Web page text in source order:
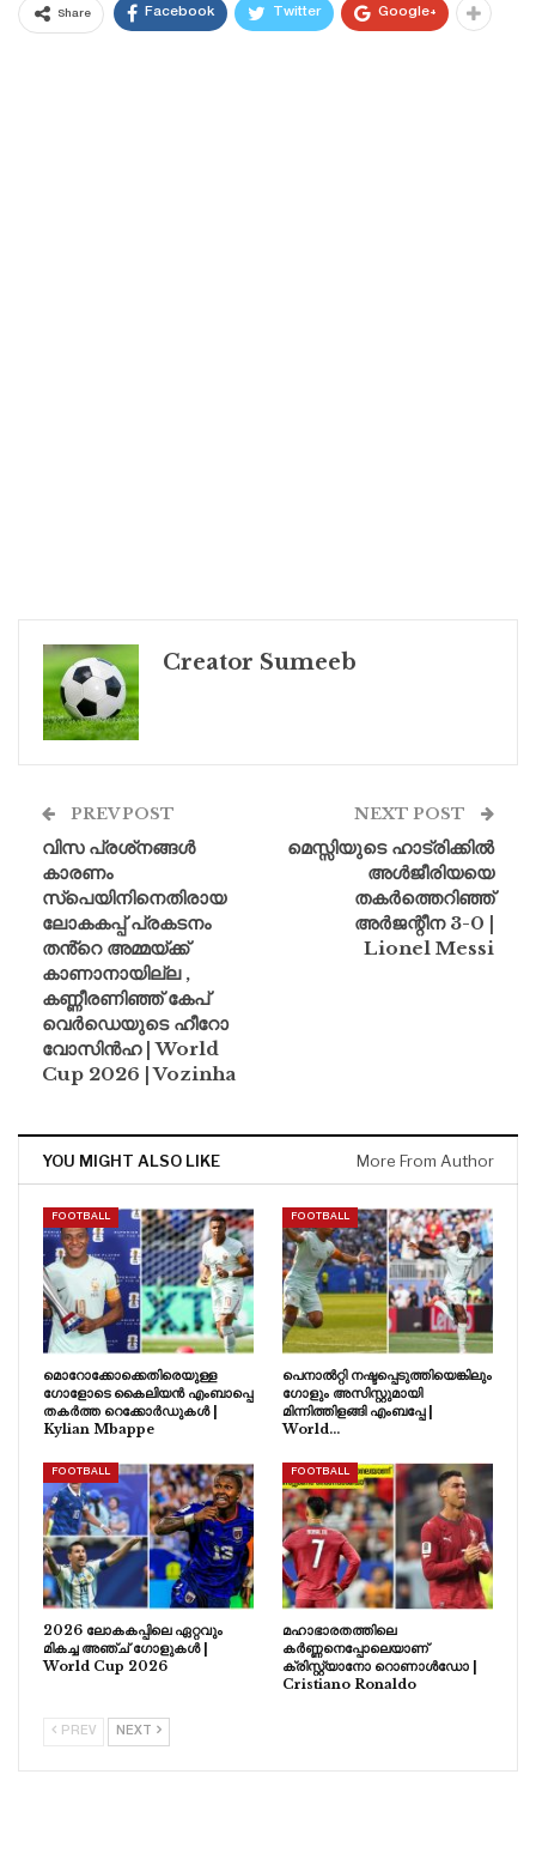
Share Facebook Twitter Google+
Creator Sumeeb
PREV POST
വിസ പ്രശ്‌നങ്ങൾ
കാരണം
സ്പെയിനിനെതിരായ
ലോകകപ്പ് പ്രകടനം
തൻ്റെ അമ്മയ്ക്ക്
കാണാനായില്ല ,
കണ്ണീരണിഞ്ഞ് കേപ്
വെർഡെയുടെ ഹീറോ
വോസിൻഹ | World
Cup 2026 | Vozinha
NEXT POST
മെസ്സിയുടെ ഹാട്രിക്കിൽ
അൾജീരിയയെ
തകർത്തെറിഞ്ഞ്
അർജന്റീന 3-0 |
Lionel Messi
YOU MIGHT ALSO LIKE More From Author
FOOTBALL
മൊറോക്കോക്കെതിരെയുള്ള
ഗോളോടെ കൈലിയൻ എംബാപ്പെ
തകർത്ത റെക്കോർഡുകൾ |
Kylian Mbappe
FOOTBALL
പെനാൽറ്റി നഷ്ടപ്പെടുത്തിയെങ്കിലും
ഗോളും അസിസ്റ്റുമായി
മിന്നിത്തിളങ്ങി എംബപ്പേ |
World…
FOOTBALL
2026 ലോകകപ്പിലെ ഏറ്റവും
മികച്ച അഞ്ച് ഗോളുകൾ |
World Cup 2026
FOOTBALL
മഹാഭാരതത്തിലെ
കർണ്ണനെപ്പോലെയാണ്
ക്രിസ്റ്റ്യാനോ റൊണാൾഡോ |
Cristiano Ronaldo
PREV NEXT